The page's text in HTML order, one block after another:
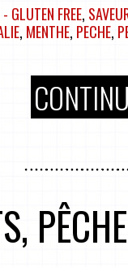
GLUTEN FREE,
, MENTHE, PECHE,